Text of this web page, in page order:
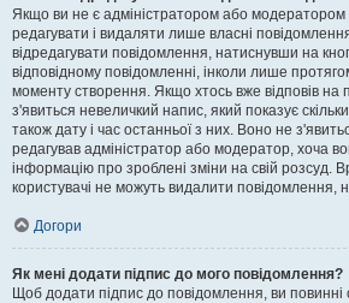
Якщо ви не є адміністратором або
редагувати і видаляти лише власні
відредагувати повідомлення, натиснувши на
відповідному повідомленні, інколи лише
моменту створення. Якщо хтось вже відповів на
з'явиться невеличкий напис, який показує
також дату і час останньої з них. Воно не
редагував адміністратор або модератор, хоча
інформацію про зроблені зміни на свій розсуд.
користувачі не можуть видалити повідомлення,
Догори
Як мені додати підпис до мого повідомлення?
Щоб додати підпис до повідомлення, ви повинні